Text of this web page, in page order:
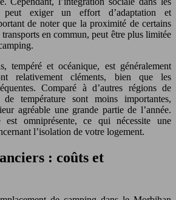
peut exiger un effort d’adaptation et
de noter que la proximité de certains
en commun, peut être plus limitée
tempéré et océanique, est généralement
relativement cléments, bien que les
Comparé à d’autres régions de
température sont moins importantes,
agréable une grande partie de l’année.
est omniprésente, ce qui nécessite une
l’isolation de votre logement.
: coûts et